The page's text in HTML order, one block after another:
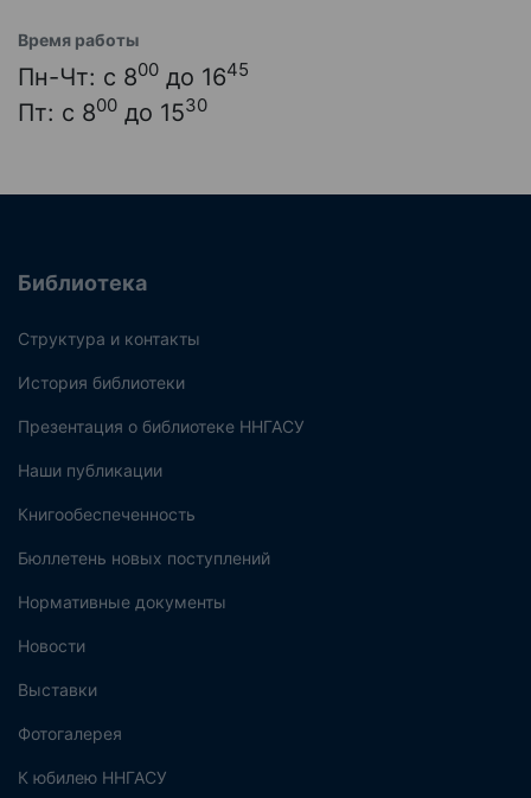
Время работы
Пн-Чт: с 800 до 1645
Пт: с 800 до 1530
Библиотека
Структура и контакты
История библиотеки
Презентация о библиотеке ННГАСУ
Наши публикации
Книгообеспеченность
Бюллетень новых поступлений
Нормативные документы
Новости
Выставки
Фотогалерея
К юбилею ННГАСУ